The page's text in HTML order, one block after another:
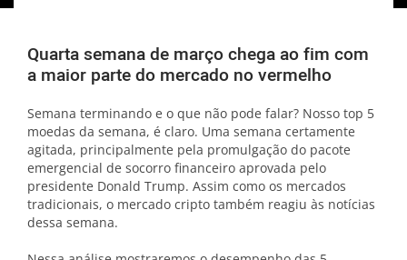
Quarta semana de março chega ao fim com
a maior parte do mercado no vermelho
Semana terminando e o que não pode falar? Nosso top 5
moedas da semana, é claro. Uma semana certamente
agitada, principalmente pela promulgação do pacote
emergencial de socorro financeiro aprovada pelo
presidente Donald Trump. Assim como os mercados
tradicionais, o mercado cripto também reagiu às notícias
dessa semana.